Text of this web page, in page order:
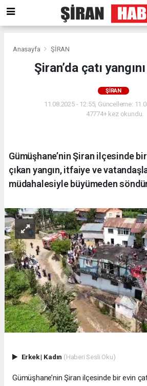
Anasayfa ŞİRAN
Şiran’da çatı
ŞİRAN
11.08.2025 - 12:55, Güncelleme:
47774+ kez okundu.
Gümüşhane’nin Şiran ilçesinde
çıkan yangın, itfaiye ve
müdahalesiyle büyümeden
Erkek| Kadın (Haberi Sesli Oku)
Gümüşhane’nin Şiran ilçesinde bir evin